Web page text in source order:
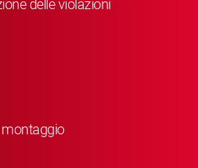
delle violazioni